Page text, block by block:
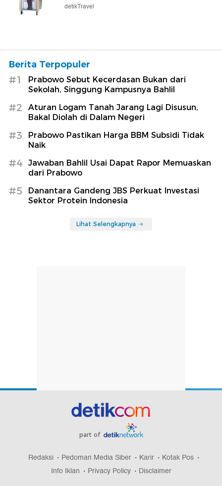
detikTravel
Berita Terpopuler
#1
Prabowo Sebut Kecerdasan Bukan dari
Sekolah, Singgung Kampusnya Bahlil
#2
Aturan Logam Tanah Jarang Lagi Disusun,
Bakal Diolah di Dalam Negeri
#3
Prabowo Pastikan Harga BBM Subsidi Tidak
Naik
#4
Jawaban Bahlil Usai Dapat Rapor Memuaskan
dari Prabowo
#5
Danantara Gandeng JBS Perkuat Investasi
Sektor Protein Indonesia
Lihat Selengkapnya
part of
Redaksi Pedoman Media Siber Karir
Kotak Pos
Info Iklan
Privacy Policy Disclaimer